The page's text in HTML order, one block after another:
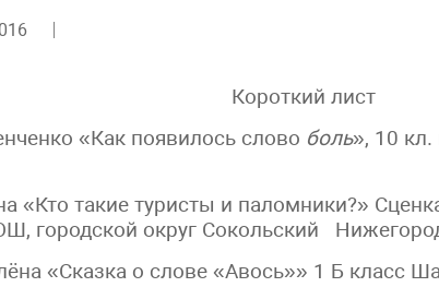
Короткий лист
«Как появилось слово боль», 10
«Кто такие туристы и паломники?»
городской округ Сокольский
«Сказка о слове «Авось»» 1 Б класс